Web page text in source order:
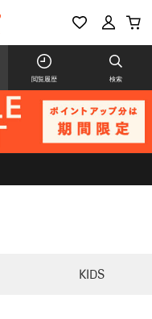
閲覧履歴 検索
KIDS